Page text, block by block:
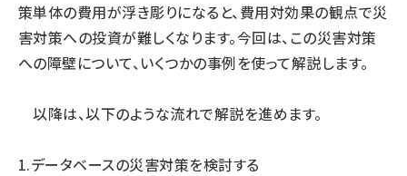
策単体の費用が浮き彫りになると、費用対効果の観点で災
害対策への投資が難しくなります。今回は、この災害対策
への障壁について、いくつかの事例を使って解説します。
以降は、以下のような流れで解説を進めます。
1.データベースの災害対策を検討する